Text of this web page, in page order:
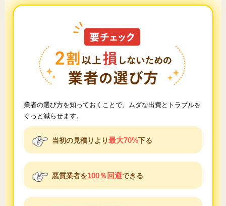
業者の選び方を知っておくことで、ムダな出費とトラブルを
ぐっと減らせます。
当初の見積りより最大70%下る
悪質業者を100％回避できる